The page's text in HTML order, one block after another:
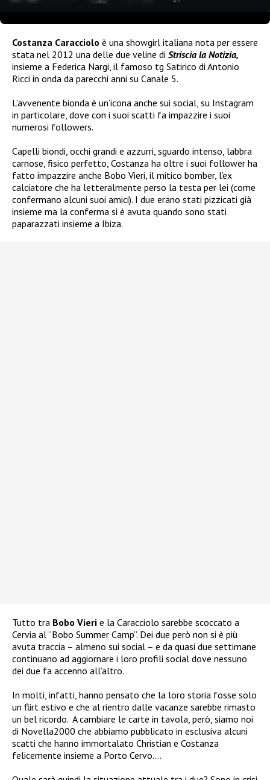
Costanza Caracciolo è una showgirl italiana nota per essere
stata nel 2012 una delle due veline di Striscia la Notizia,
insieme a Federica Nargi, il famoso tg Satirico di Antonio
Ricci in onda da parecchi anni su Canale 5.
L’avvenente bionda è un’icona anche sui social, su Instagram
in particolare, dove con i suoi scatti fa impazzire i suoi
numerosi followers.
Capelli biondi, occhi grandi e azzurri, sguardo intenso, labbra
carnose, fisico perfetto, Costanza ha oltre i suoi follower ha
fatto impazzire anche Bobo Vieri, il mitico bomber, l’ex
calciatore che ha letteralmente perso la testa per lei (come
confermano alcuni suoi amici). I due erano stati pizzicati già
insieme ma la conferma si è avuta quando sono stati
paparazzati insieme a Ibiza.
Tutto tra Bobo Vieri e la Caracciolo sarebbe scoccato a
Cervia al “Bobo Summer Camp”. Dei due però non si è più
avuta traccia – almeno sui social – e da quasi due settimane
continuano ad aggiornare i loro profili social dove nessuno
dei due fa accenno all’altro.
In molti, infatti, hanno pensato che la loro storia fosse solo
un flirt estivo e che al rientro dalle vacanze sarebbe rimasto
un bel ricordo. A cambiare le carte in tavola, però, siamo noi
di Novella2000 che abbiamo pubblicato in esclusiva alcuni
scatti che hanno immortalato Christian e Costanza
felicemente insieme a Porto Cervo….